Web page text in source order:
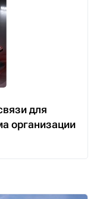
для
организации